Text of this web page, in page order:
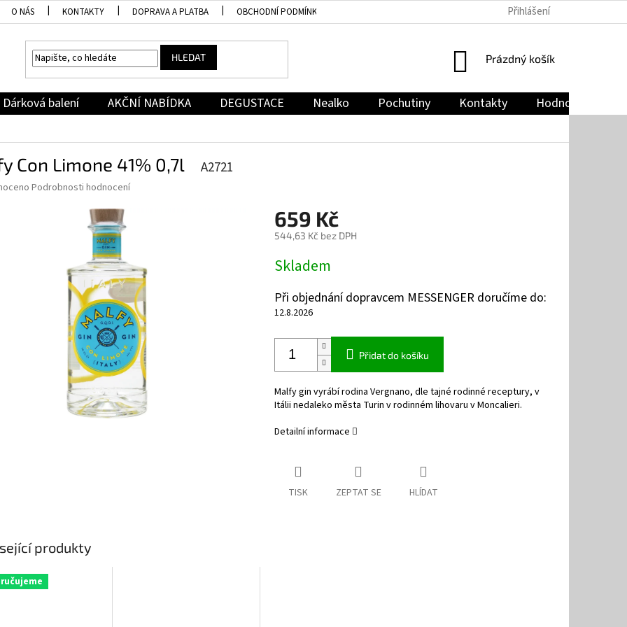
O NÁS KONTAKTY DOPRAVA A PLATBA OBCHODNÍ PODMÍNKY JAK NAKUPOVAT
Přihlášení
HLEDAT
NÁKUPNÍ
Prázdný košík
Dárková balení AKČNÍ NABÍDKA DEGUSTACE Nealko Pochutiny Kontakty Hodnocení
Con Limone 41% 0,7l A2721
Podrobnosti hodnocení
659 Kč
544,63 Kč bez DPH
cena:
Skladem
Při objednání dopravcem MESSENGER doručíme do:
12.8.2026
Přidat do košíku
Malfy gin vyrábí rodina Vergnano, dle tajné rodinné receptury, v
Itálii nedaleko města Turin v rodinném lihovaru v Moncalieri.
Detailní informace
TISK ZEPTAT SE HLÍDAT
produkty